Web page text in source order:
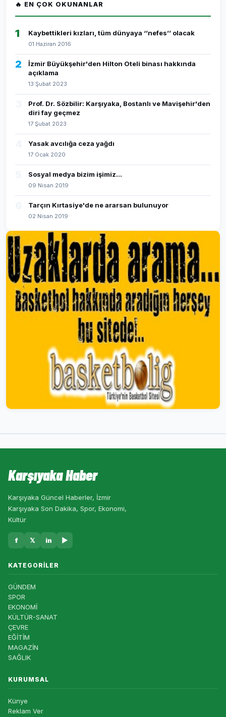
🔥 EN ÇOK OKUNANLAR
1 Kaybettikleri kızları, tüm dünyaya ‘’nefes’’ olacak
01 Haziran 2016
2
İzmir Büyükşehir'den Hilton Oteli binası hakkında
açıklama
13 Şubat 2023
Prof. Dr. Sözbilir: Karşıyaka, Bostanlı ve Mavişehir'den
diri fay geçmez
17 Şubat 2023
Yasak avcılığa ceza yağdı
17 Ocak 2020
Sosyal medya bizim işimiz...
09 Nisan 2019
Tarçın Kırtasiye'de ne ararsan bulunuyor
02 Nisan 2019
Karşıyaka Haber
Karşıyaka Güncel Haberler, İzmir
Karşıyaka Son Dakika, Spor, Ekonomi,
Kültür
f 𝕏 in ▶
KATEGORILER
GÜNDEM
SPOR
EKONOMİ
KÜLTÜR-SANAT
ÇEVRE
EĞİTİM
MAGAZİN
SAĞLIK
KURUMSAL
Künye
Reklam Ver